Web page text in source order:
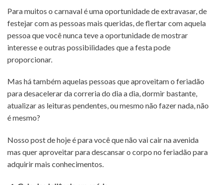
Para muitos o carnaval é uma oportunidade de extravasar, de
festejar com as pessoas mais queridas, de flertar com aquela
pessoa que você nunca teve a oportunidade de mostrar
interesse e outras possibilidades que a festa pode
proporcionar.
Mas há também aquelas pessoas que aproveitam o feriadão
para desacelerar da correria do dia a dia, dormir bastante,
atualizar as leituras pendentes, ou mesmo não fazer nada, não
é mesmo?
Nosso post de hoje é para você que não vai cair na avenida
mas quer aproveitar para descansar o corpo no feriadão para
adquirir mais conhecimentos.